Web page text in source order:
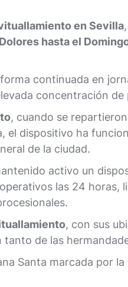
en Sevilla
hasta el
continuada en
concentración de
, cuando se repartieron
el dispositivo ha
de la ciudad.
activo un
las 24
, con sus
de las
Santa marcada por